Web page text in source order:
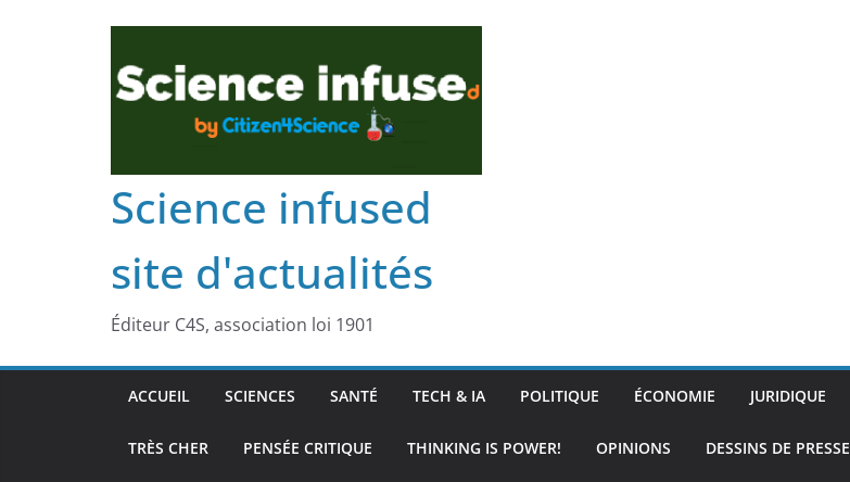
Science infused
site d'actualités
Éditeur C4S, association loi 1901
ACCUEIL SCIENCES SANTÉ TECH & IA POLITIQUE ÉCONOMIE JURIDIQUE
TRÈS CHER PENSÉE CRITIQUE THINKING IS POWER! OPINIONS DESSINS DE PRESSE